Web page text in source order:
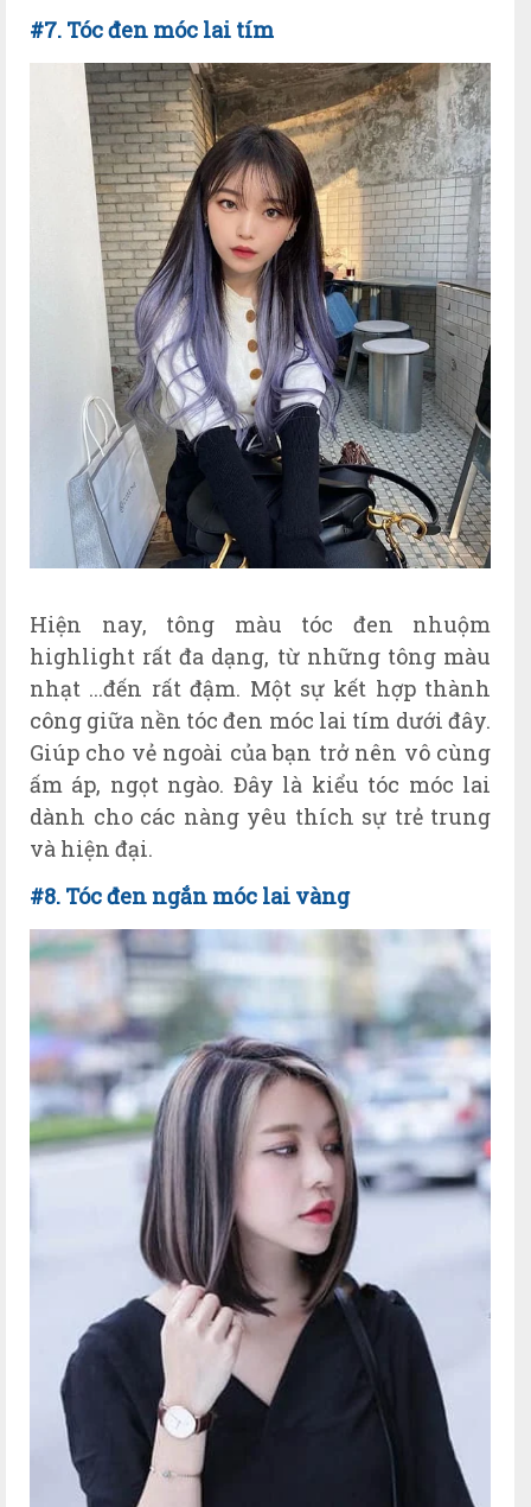
#7. Tóc đen móc lai tím
Hiện nay, tông màu tóc đen nhuộm
highlight rất đa dạng, từ những tông màu
nhạt ...đến rất đậm. Một sự kết hợp thành
công giữa nền tóc đen móc lai tím dưới đây.
Giúp cho vẻ ngoài của bạn trở nên vô cùng
ấm áp, ngọt ngào. Đây là kiểu tóc móc lai
dành cho các nàng yêu thích sự trẻ trung
và hiện đại.
#8. Tóc đen ngắn móc lai vàng